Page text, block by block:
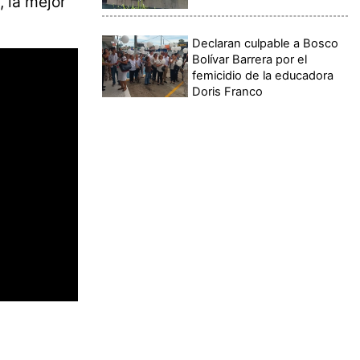
Declaran culpable a Bosco
Bolívar Barrera por el
femicidio de la educadora
Doris Franco